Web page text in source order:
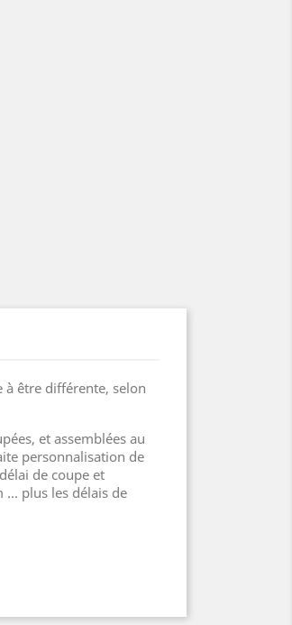
être différente, selon
et assemblées au
personnalisation de
de coupe et
plus les délais de